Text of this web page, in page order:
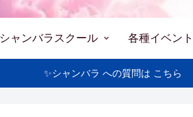
シャンバラスクール 各種イベン
✨シャンバラ への質問は こちら